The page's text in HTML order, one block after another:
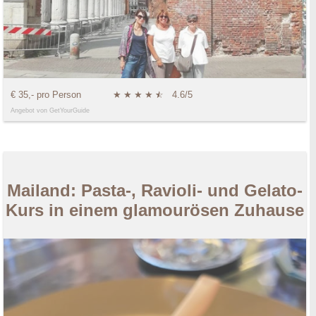
€ 35,- pro Person ★ ★ ★ ★ ★
☆ 4.6/5
Angebot von GetYourGuide
Mailand: Pasta-, Ravioli- und Gelato-
Kurs in einem glamourösen Zuhause